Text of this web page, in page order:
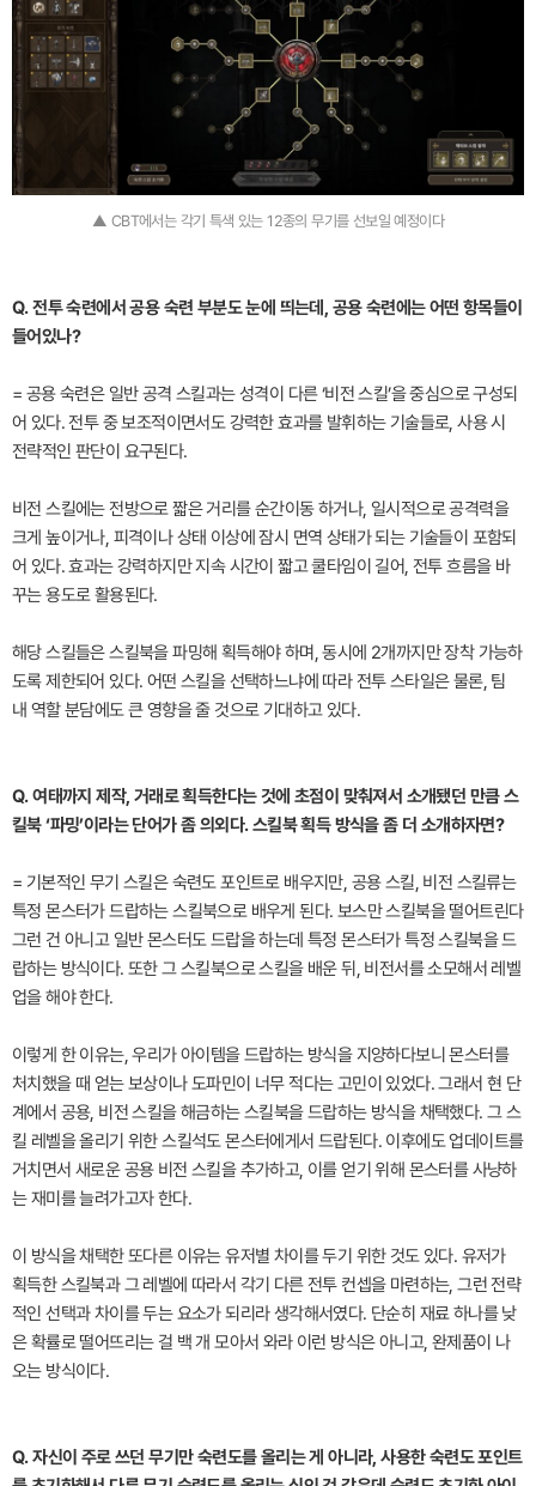
▲ CBT에서는 각기 특색 있는 12종의 무기를 선보일 예정이다
Q. 전투 숙련에서 공용 숙련 부분도 눈에 띄는데, 공용 숙련에는 어떤 항목들이
들어있나?
= 공용 숙련은 일반 공격 스킬과는 성격이 다른 ‘비전 스킬’을 중심으로 구성되
어 있다. 전투 중 보조적이면서도 강력한 효과를 발휘하는 기술들로, 사용 시
전략적인 판단이 요구된다.
비전 스킬에는 전방으로 짧은 거리를 순간이동 하거나, 일시적으로 공격력을
크게 높이거나, 피격이나 상태 이상에 잠시 면역 상태가 되는 기술들이 포함되
어 있다. 효과는 강력하지만 지속 시간이 짧고 쿨타임이 길어, 전투 흐름을 바
꾸는 용도로 활용된다.
해당 스킬들은 스킬북을 파밍해 획득해야 하며, 동시에 2개까지만 장착 가능하
도록 제한되어 있다. 어떤 스킬을 선택하느냐에 따라 전투 스타일은 물론, 팀
내 역할 분담에도 큰 영향을 줄 것으로 기대하고 있다.
Q. 여태까지 제작, 거래로 획득한다는 것에 초점이 맞춰져서 소개됐던 만큼 스
킬북 ‘파밍’이라는 단어가 좀 의외다. 스킬북 획득 방식을 좀 더 소개하자면?
= 기본적인 무기 스킬은 숙련도 포인트로 배우지만, 공용 스킬, 비전 스킬류는
특정 몬스터가 드랍하는 스킬북으로 배우게 된다. 보스만 스킬북을 떨어트린다
그런 건 아니고 일반 몬스터도 드랍을 하는데 특정 몬스터가 특정 스킬북을 드
랍하는 방식이다. 또한 그 스킬북으로 스킬을 배운 뒤, 비전서를 소모해서 레벨
업을 해야 한다.
이렇게 한 이유는, 우리가 아이템을 드랍하는 방식을 지양하다보니 몬스터를
처치했을 때 얻는 보상이나 도파민이 너무 적다는 고민이 있었다. 그래서 현 단
계에서 공용, 비전 스킬을 해금하는 스킬북을 드랍하는 방식을 채택했다. 그 스
킬 레벨을 올리기 위한 스킬석도 몬스터에게서 드랍된다. 이후에도 업데이트를
거치면서 새로운 공용 비전 스킬을 추가하고, 이를 얻기 위해 몬스터를 사냥하
는 재미를 늘려가고자 한다.
이 방식을 채택한 또다른 이유는 유저별 차이를 두기 위한 것도 있다. 유저가
획득한 스킬북과 그 레벨에 따라서 각기 다른 전투 컨셉을 마련하는, 그런 전략
적인 선택과 차이를 두는 요소가 되리라 생각해서였다. 단순히 재료 하나를 낮
은 확률로 떨어뜨리는 걸 백 개 모아서 와라 이런 방식은 아니고, 완제품이 나
오는 방식이다.
Q. 자신이 주로 쓰던 무기만 숙련도를 올리는 게 아니라, 사용한 숙련도 포인트